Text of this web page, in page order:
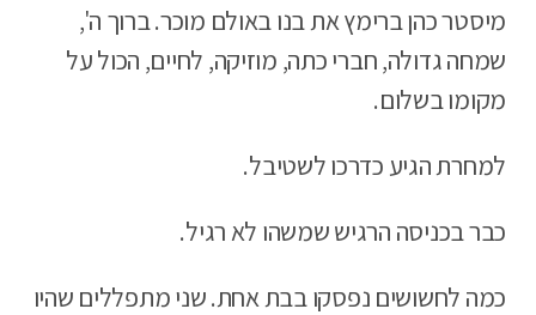
מיסטר כהן ברימץ את בנו באולם מוכר. ברוך ה',
שמחה גדולה, חברי כתה, מוזיקה, לחיים, הכול על
מקומו בשלום.
למחרת הגיע כדרכו לשטיבל.
כבר בכניסה הרגיש שמשהו לא רגיל.
כמה לחשושים נפסקו בבת אחת. שני מתפללים שהיו